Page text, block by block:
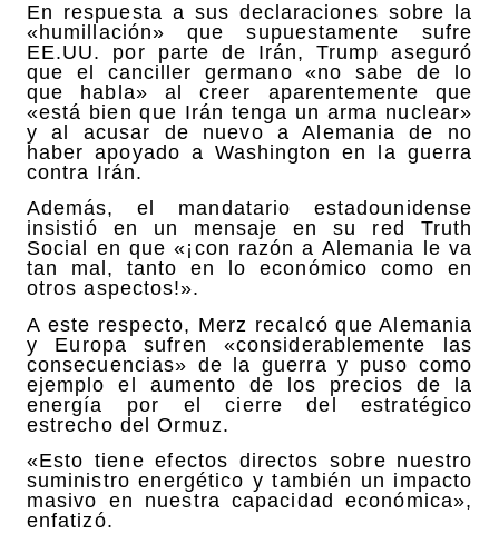
En respuesta a sus declaraciones sobre la
«humillación» que supuestamente sufre
EE.UU. por parte de Irán, Trump aseguró
que el canciller germano «no sabe de lo
que habla» al creer aparentemente que
«está bien que Irán tenga un arma nuclear»
y al acusar de nuevo a Alemania de no
haber apoyado a Washington en la guerra
contra Irán.
Además, el mandatario estadounidense
insistió en un mensaje en su red Truth
Social en que «¡con razón a Alemania le va
tan mal, tanto en lo económico como en
otros aspectos!».
A este respecto, Merz recalcó que Alemania
y Europa sufren «considerablemente las
consecuencias» de la guerra y puso como
ejemplo el aumento de los precios de la
energía por el cierre del estratégico
estrecho del Ormuz.
«Esto tiene efectos directos sobre nuestro
suministro energético y también un impacto
masivo en nuestra capacidad económica»,
enfatizó.